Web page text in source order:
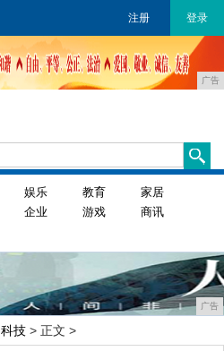
注册 登录
广告
娱乐 教育
家居
企业 游戏
商讯
广告
科技 > 正文 >